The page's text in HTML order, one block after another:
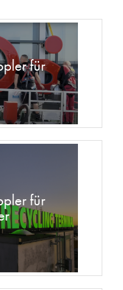
für
für